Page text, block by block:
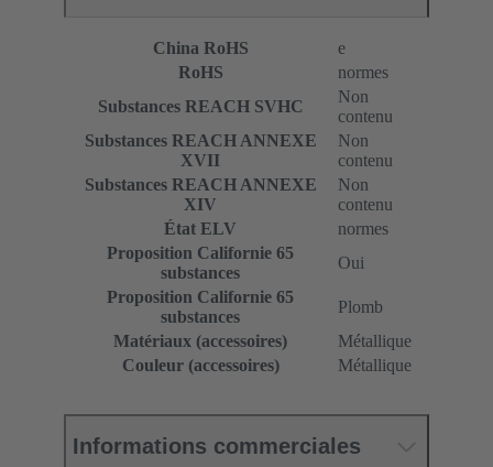
China RoHS
e
RoHS
normes
Substances REACH SVHC
Non
contenu
Substances REACH ANNEXE
XVII
Non
contenu
Substances REACH ANNEXE
XIV
Non
contenu
État ELV
normes
Proposition Californie 65
substances
Oui
Proposition Californie 65
substances
Plomb
Matériaux (accessoires)
Métallique
Couleur (accessoires)
Métallique
Informations commerciales